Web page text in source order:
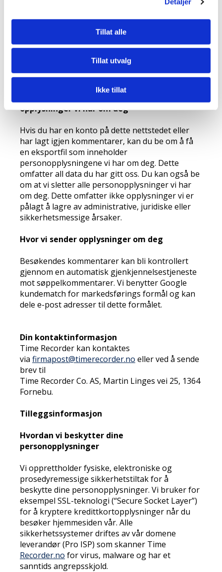
Tillat alle
Tillat utvalg
Ikke tillat
brukernavn). Nettstedets administratorer kan
også se og redigere denne informasjonen.
Google Analytics lagrer enkelte statistikker
direkte til ditt navn). Disse slettes automatisk
etter 24mnd.
opplysninger vi har om deg
Hvis du har en konto på dette nettstedet eller
har lagt igjen kommentarer, kan du be om å få
en eksportfil som inneholder
personopplysningene vi har om deg. Dette
omfatter all data du har gitt oss. Du kan også be
om at vi sletter alle personopplysninger vi har
om deg. Dette omfatter ikke opplysninger vi er
pålagt å lagre av administrative, juridiske eller
sikkerhetsmessige årsaker.
Hvor vi sender opplysninger om deg
Besøkendes kommentarer kan bli kontrollert
gjennom en automatisk gjenkjennelsestjeneste
mot søppelkommentarer. Vi benytter Google
kundematch for markedsførings formål og kan
dele e-post adresser til dette formålet.
Din kontaktinformasjon
Time Recorder kan kontaktes
via firmapost@timerecorder.no eller ved å sende
brev til
Time Recorder Co. AS, Martin Linges vei 25, 1364
Fornebu.
Tilleggsinformasjon
Hvordan vi beskytter dine
personopplysninger
Vi opprettholder fysiske, elektroniske og
prosedyremessige sikkerhetstiltak for å
beskytte dine personopplysninger. Vi bruker for
eksempel SSL-teknologi (“Secure Socket Layer”)
for å kryptere kredittkortopplysninger når du
besøker hjemmesiden vår. Alle
sikkerhetssystemer driftes av vår domene
leverandør (Pro ISP) som skanner Time
Recorder.no for virus, malware og har et
sanntids angrepsskjold.